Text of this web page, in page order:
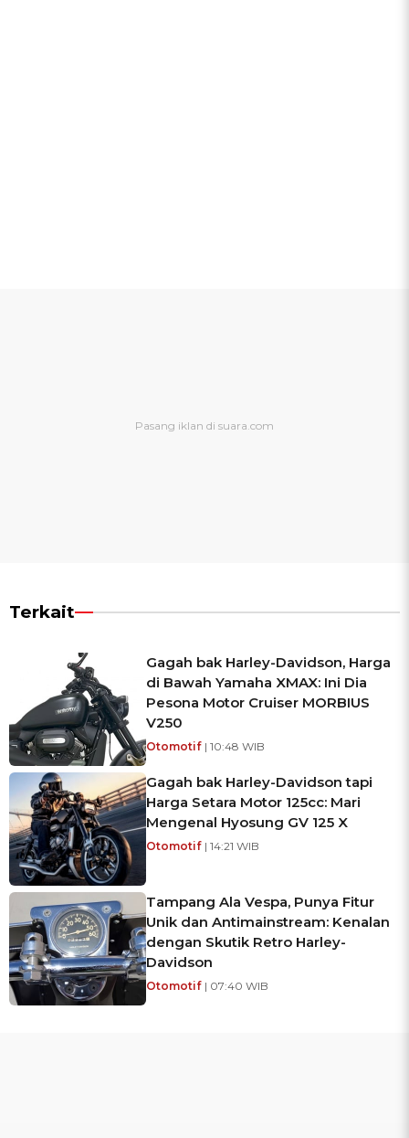
Terkait
Gagah bak Harley-Davidson, Harga
di Bawah Yamaha XMAX: Ini Dia
Pesona Motor Cruiser MORBIUS
V250
Otomotif | 10:48 WIB
Gagah bak Harley-Davidson tapi
Harga Setara Motor 125cc: Mari
Mengenal Hyosung GV 125 X
Otomotif | 14:21 WIB
Tampang Ala Vespa, Punya Fitur
Unik dan Antimainstream: Kenalan
dengan Skutik Retro Harley-
Davidson
Otomotif | 07:40 WIB